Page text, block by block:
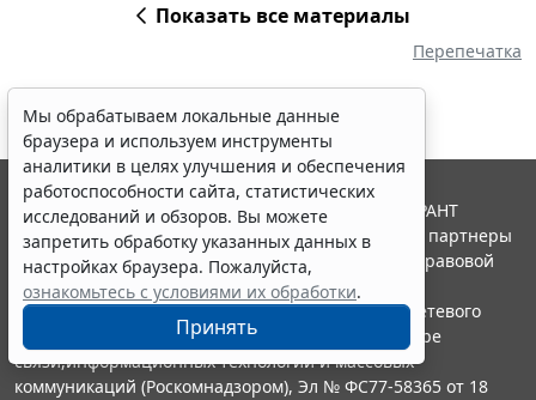
Показать все материалы
Перепечатка
Мы обрабатываем локальные данные
браузера и используем инструменты
аналитики в целях улучшения и обеспечения
работоспособности сайта, статистических
исследований и обзоров. Вы можете
запретить обработку указанных данных в
настройках браузера. Пожалуйста,
ознакомьтесь с условиями их обработки.
Принять
© ООО "НПП "ГАРАНТ-СЕРВИС", 2026. Система ГАРАНТ
выпускается с 1990 года. Компания "Гарант" и ее партнеры
являются участниками Российской ассоциации правовой
информации ГАРАНТ.
Портал ГАРАНТ.РУ зарегистрирован в качестве сетевого
издания Федеральной службой по надзору в сфере
связи,информационных технологий и массовых
коммуникаций (Роскомнадзором), Эл № ФС77-58365 от 18